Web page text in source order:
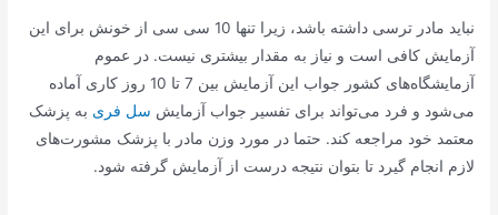
نباید مادر ترسی داشته باشد، زیرا تنها 10 سی سی از خونش برای این
آزمایش کافی است و نیاز به مقدار بیشتری نیست. در عموم
آزمایشگاه‌های کشور جواب این آزمایش بین 7 تا 10 روز کاری آماده
می‌شود و فرد می‌تواند برای تفسیر جواب آزمایش سل فری به پزشک
معتمد خود مراجعه کند. حتما در مورد وزن مادر با پزشک مشورت‌های
لازم انجام گیرد تا بتوان نتیجه درست از آزمایش گرفته شود.